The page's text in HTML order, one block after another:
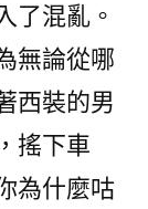
了混亂。
無論從哪
西裝的男
搖下車
為什麼咕